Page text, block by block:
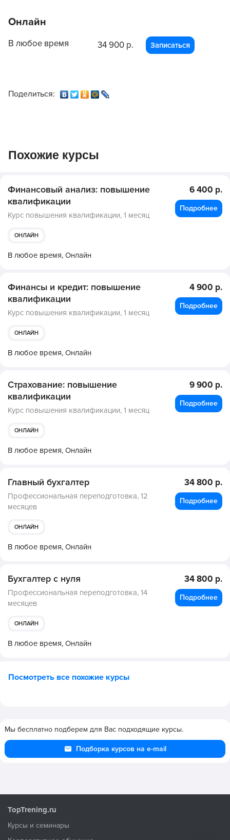
Онлайн
В любое время 34 900 р. Записаться
Поделиться:
Похожие курсы
Финансовый анализ: повышение
квалификации
Курс повышения квалификации, 1 месяц
ОНЛАЙН
В любое время, Онлайн
6 400 р.
Подробнее
Финансы и кредит: повышение
квалификации
Курс повышения квалификации, 1 месяц
ОНЛАЙН
В любое время, Онлайн
4 900 р.
Подробнее
Страхование: повышение
квалификации
Курс повышения квалификации, 1 месяц
ОНЛАЙН
В любое время, Онлайн
9 900 р.
Подробнее
Главный бухгалтер
Профессиональная переподготовка, 12
месяцев
ОНЛАЙН
В любое время, Онлайн
34 800 р.
Подробнее
Бухгалтер с нуля
Профессиональная переподготовка, 14
месяцев
ОНЛАЙН
В любое время, Онлайн
34 800 р.
Подробнее
Посмотреть все похожие курсы
Мы бесплатно подберем для Вас подходящие курсы.
Подборка курсов на e-mail
TopTrening.ru
Курсы и семинары